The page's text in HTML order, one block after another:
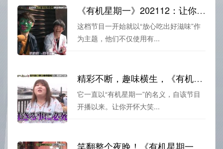
《有机星期一》202112：让你放心吃下每一粒有机玉米的质量节目
这档节目一开始就以“放心吃出好滋味”作
为主题，他们不仅使用有...
精彩不断，趣味横生，《有机星期一》在线让你开怀大笑
它一直以“有机星期一”的名义，自该节目
开播以来。让你开怀大笑...